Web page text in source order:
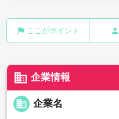
flag ここがポイント person
business 企業情報
business 企業名